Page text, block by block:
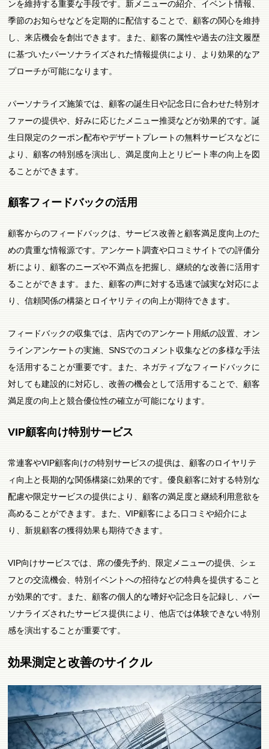
ンを維持する重要な手段です。新メニューの紹介、イベント情報、
季節のお知らせなどを定期的に配信することで、顧客の関心を維持
し、来店機会を創出できます。また、顧客の属性や過去の注文履歴
に基づいたパーソナライズされた情報提供により、より効果的なア
プローチが可能になります。
パーソナライズ施策では、顧客の誕生日や記念日に合わせた特別オ
ファーの提供や、好みに応じたメニュー推奨などが効果的です。誕
生日限定のクーポン配布やデザートプレートの無料サービスなどに
より、顧客の特別感を演出し、満足度向上とリピート率の向上を図
ることができます。
顧客フィードバックの活用
顧客からのフィードバックは、サービス改善と顧客満足度向上のた
めの貴重な情報源です。アンケート調査や口コミサイトでの評価分
析により、顧客のニーズや不満点を把握し、継続的な改善に活用す
ることができます。また、顧客の声に対する迅速で誠実な対応によ
り、信頼関係の構築とロイヤリティの向上が期待できます。
フィードバックの収集では、店内でのアンケート用紙の設置、オン
ラインアンケートの実施、SNSでのコメント収集などの多様な手法
を活用することが重要です。また、ネガティブなフィードバックに
対しても建設的に対応し、改善の機会として活用することで、顧客
満足度の向上と競合優位性の確立が可能になります。
VIP顧客向け特別サービス
常連客やVIP顧客向けの特別サービスの提供は、顧客のロイヤリテ
ィ向上と長期的な関係構築に効果的です。優良顧客に対する特別な
配慮や限定サービスの提供により、顧客の満足度と継続利用意欲を
高めることができます。また、VIP顧客による口コミや紹介によ
り、新規顧客の獲得効果も期待できます。
VIP向けサービスでは、席の優先予約、限定メニューの提供、シェ
フとの交流機会、特別イベントへの招待などの特典を提供すること
が効果的です。また、顧客の個人的な嗜好や記念日を記録し、パー
ソナライズされたサービス提供により、他店では体験できない特別
感を演出することが重要です。
効果測定と改善のサイクル